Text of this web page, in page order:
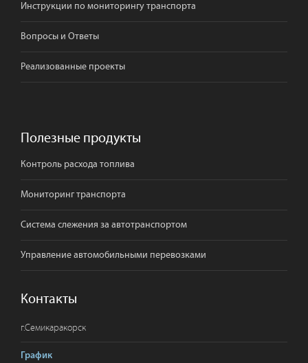
Инструкции по мониторингу транспорта
Вопросы и Ответы
Реализованные проекты
Полезные продукты
Контроль расхода топлива
Мониторинг транспорта
Система слежения за автотранспортом
Управление автомобильными перевозками
Контакты
г.Семикаракорск
График